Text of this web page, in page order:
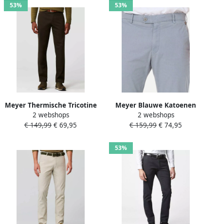
53%
Meyer Thermische Tricotine
Broek Green Heren
2 webshops
€ 149,99 € 69,95
53%
Meyer Blauwe Katoenen
Chino Broek Blue Heren
2 webshops
€ 159,99 € 74,95
53%